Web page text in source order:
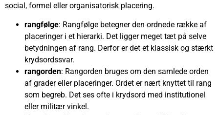
social, formel eller organisatorisk placering.
rangfølge: Rangfølge betegner den ordnede række af
placeringer i et hierarki. Det ligger meget tæt på selve
betydningen af rang. Derfor er det et klassisk og stærkt
krydsordssvar.
rangorden: Rangorden bruges om den samlede orden
af grader eller placeringer. Ordet er nært knyttet til rang
som begreb. Det ses ofte i krydsord med institutionel
eller militær vinkel.